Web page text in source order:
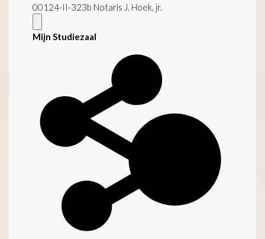
00124-II-323b Notaris J. Hoek, jr.
Mijn Studiezaal